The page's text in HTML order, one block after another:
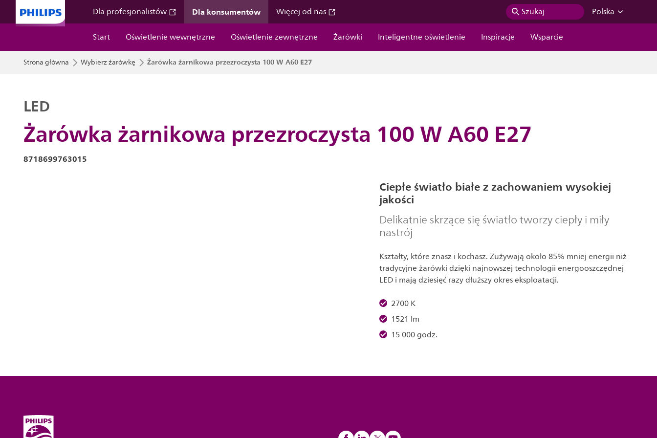
Dla profesjonalistów Dla konsumentów Więcej od nas Szukaj
Polska
Start
Oświetlenie wewnętrzne Oświetlenie zewnętrzne Żarówki Inteligentne oświetlenie Inspiracje Wsparcie
Strona główna Wybierz żarówkę Żarówka żarnikowa przezroczysta 100 W A60 E27
Żarówka żarnikowa przezroczysta 100 W A60 E27
LED
8718699763015
Ciepłe światło białe z zachowaniem wysokiej
jakości
Delikatnie skrzące się światło tworzy ciepły i miły
nastrój
Kształty, które znasz i kochasz. Zużywają około 85% mniej energii niż
tradycyjne żarówki dzięki najnowszej technologii energooszczędnej
LED i mają dziesięć razy dłuższy okres eksploatacji.
2700 K
1521 lm
15 000 godz.